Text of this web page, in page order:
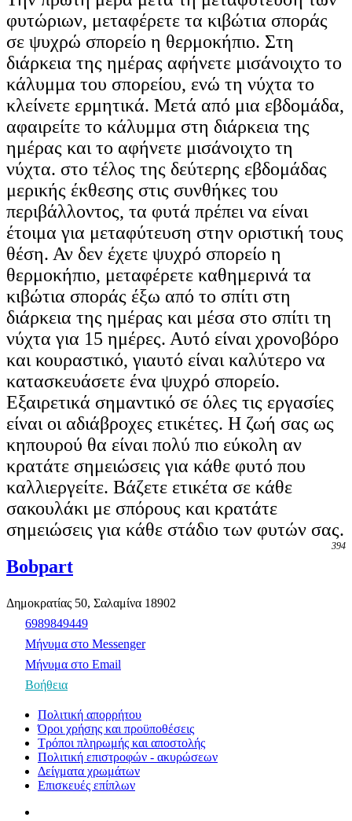
φυτώριων, μεταφέρετε τα κιβώτια σποράς
σε ψυχρώ σπορείο η θερμοκήπιο. Στη
διάρκεια της ημέρας αφήνετε μισάνοιχτο το
κάλυμμα του σπορείου, ενώ τη νύχτα το
κλείνετε ερμητικά. Μετά από μια εβδομάδα,
αφαιρείτε το κάλυμμα στη διάρκεια της
ημέρας και το αφήνετε μισάνοιχτο τη
νύχτα. στο τέλος της δεύτερης εβδομάδας
μερικής έκθεσης στις συνθήκες του
περιβάλλοντος, τα φυτά πρέπει να είναι
έτοιμα για μεταφύτευση στην οριστική τους
θέση. Αν δεν έχετε ψυχρό σπορείο η
θερμοκήπιο, μεταφέρετε καθημερινά τα
κιβώτια σποράς έξω από το σπίτι στη
διάρκεια της ημέρας και μέσα στο σπίτι τη
νύχτα για 15 ημέρες. Αυτό είναι χρονοβόρο
και κουραστικό, γιαυτό είναι καλύτερο να
κατασκευάσετε ένα ψυχρό σπορείο.
Εξαιρετικά σημαντικό σε όλες τις εργασίες
είναι οι αδιάβροχες ετικέτες. Η ζωή σας ως
κηπουρού θα είναι πολύ πιο εύκολη αν
κρατάτε σημειώσεις για κάθε φυτό που
καλλιεργείτε. Βάζετε ετικέτα σε κάθε
σακουλάκι με σπόρους και κρατάτε
σημειώσεις για κάθε στάδιο των φυτών σας.
394
Bobpart
Δημοκρατίας 50, Σαλαμίνα 18902
6989849449
Μήνυμα στο Messenger
Μήνυμα στο Email
Βοήθεια
Πολιτική απορρήτου
Όροι χρήσης και προϋποθέσεις
Τρόποι πληρωμής και αποστολής
Πολιτική επιστροφών - ακυρώσεων
Δείγματα χρωμάτων
Επισκευές επίπλων